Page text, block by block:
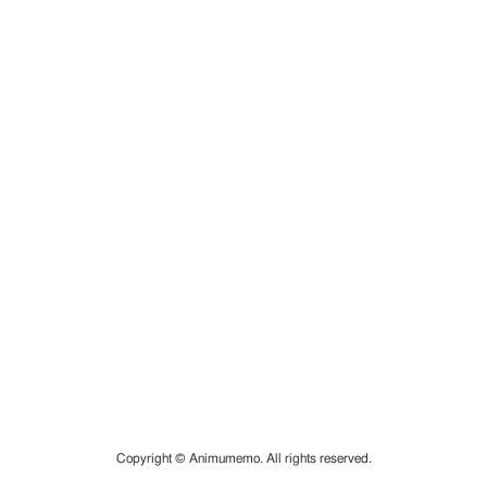
Copyright © Animumemo. All rights reserved.